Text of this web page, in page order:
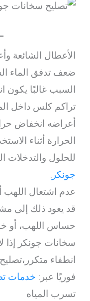
الأعطال الشائعة
ضعف تدفق الماء
السبب غالبًا يكون
تراكم كلس داخل
أعراضه انخفاض
الحرارة أثناء
للحلول والتدخلات
جونكر.
عدم اشتعال اللهب
قد يعود ذلك إلى
حساس اللهب، أو
سخانات جونكر إذا
انطفاء
فوريًا عبر: خدمات
تسرب المياه